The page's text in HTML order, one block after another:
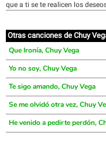
que a ti se te realicen los
Otras canciones de Chuy
Que Ironía, Chuy Vega
Yo no soy, Chuy Vega
Te sigo amando, Chuy Vega
Se me olvidó otra vez, Chuy
He venido a pedirte perdón,